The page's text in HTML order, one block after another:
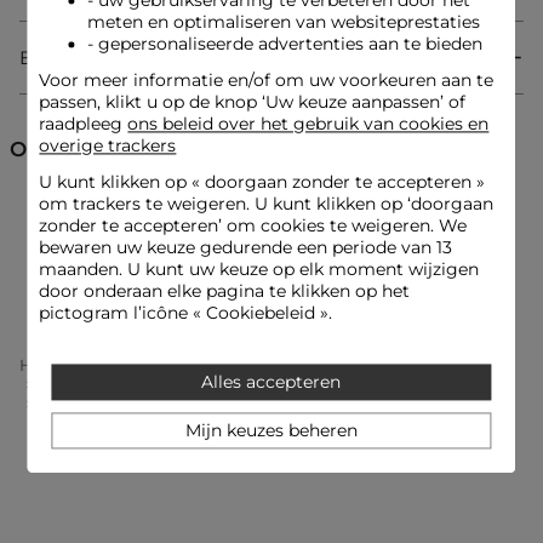
Jurk
Getailleerde snit
Vloeiend
Hartvormige halslijn
Look ideeën
De vloeiende jurk met hartvormige halslijn wordt
gecombineerd met sandalen met hakken en een verfijnde
armband voor een vrouwelijke en elegante uitstraling.
gestructureerde tas en elegante oorbellen, wat een gedurfde
contrast creëert dat alle blikken trekt.
Onderhoudsadvies
Bezorging & Retourzending
Ontdek ook
Jurken Lange jurken
Jurken met schouderbandjes Jurken met print
Home Kleding Vrouw
Jurken Vrouw
Lange Jurken Femme
Lange Jurk Met Hartvormige Hals Meerkleurig Vrouw
meten en optimaliseren van websiteprestaties
- gepersonaliseerde advertenties aan te bieden
Voor meer informatie en/of om uw voorkeuren aan te
passen, klikt u op de knop ‘Uw keuze aanpassen’ of
raadpleegons beleid over het gebruik van cookies en
overige trackers
U kunt klikken op « doorgaan zonder te accepteren»
om trackers te weigeren. U kunt klikken op ‘doorgaan
zonder te accepteren’ om cookies te weigeren. We
bewaren uw keuze gedurende een periode van 13
maanden. U kunt uw keuze op elk moment wijzigen
door onderaan elke pagina te klikken op het
pictogram l’icône « Cookiebeleid ».
Alles accepteren
Mijn keuzes beheren